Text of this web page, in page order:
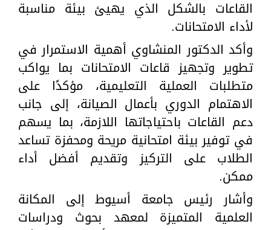
القاعات بالشكل الذي يهيئ بيئة مناسبة
لأداء الامتحانات.
وأكد الدكتور المنشاوي أهمية الاستمرار في
تطوير وتجهيز قاعات الامتحانات بما يواكب
متطلبات العملية التعليمية، مؤكدًا على
الاهتمام الدوري بأعمال الصيانة، إلى جانب
دعم القاعات باحتياجاتها اللازمة، بما يسهم
في توفير بيئة امتحانية مريحة ومحفزة تساعد
الطلاب على التركيز وتقديم أفضل أداء
ممكن.
وأشار رئيس جامعة أسيوط إلى المكانة
العلمية المتميزة لمعهد بحوث ودراسات